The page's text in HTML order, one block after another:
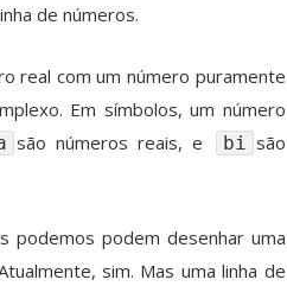
de números.
real com um número puramente
Em símbolos, um número
são números reais, e bi são
podemos podem desenhar uma
sim. Mas uma linha de